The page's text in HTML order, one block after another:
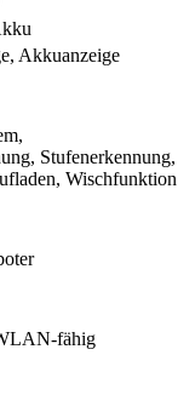
Akkuanzeige
Stufenerkennung,
Wischfunktion
fähig